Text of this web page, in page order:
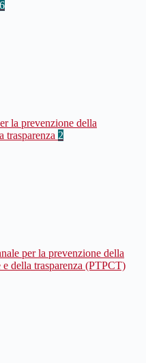
la prevenzione della
trasparenza 2
per la prevenzione della
della trasparenza (PTPCT)